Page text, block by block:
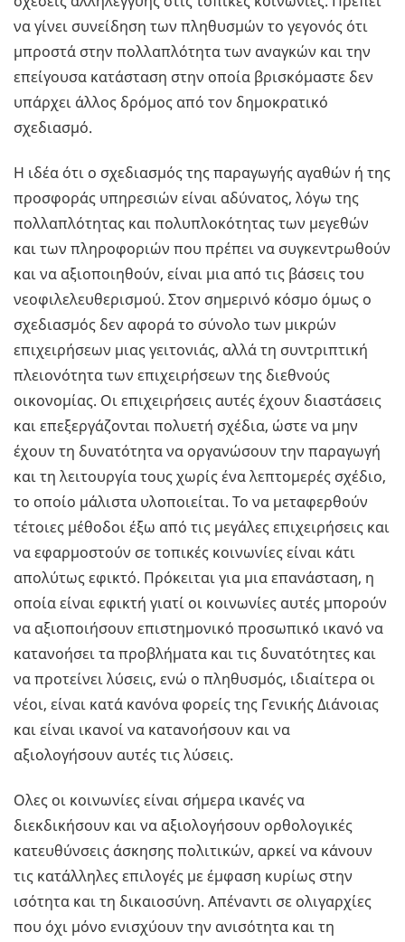
να γίνει συνείδηση των πληθυσμών το γεγονός ότι
μπροστά στην πολλαπλότητα των αναγκών και την
επείγουσα κατάσταση στην οποία βρισκόμαστε δεν
υπάρχει άλλος δρόμος από τον δημοκρατικό
σχεδιασμό.
Η ιδέα ότι ο σχεδιασμός της παραγωγής αγαθών ή της
προσφοράς υπηρεσιών είναι αδύνατος, λόγω της
πολλαπλότητας και πολυπλοκότητας των μεγεθών
και των πληροφοριών που πρέπει να συγκεντρωθούν
και να αξιοποιηθούν, είναι μια από τις βάσεις του
νεοφιλελευθερισμού. Στον σημερινό κόσμο όμως ο
σχεδιασμός δεν αφορά το σύνολο των μικρών
επιχειρήσεων μιας γειτονιάς, αλλά τη συντριπτική
πλειονότητα των επιχειρήσεων της διεθνούς
οικονομίας. Οι επιχειρήσεις αυτές έχουν διαστάσεις
και επεξεργάζονται πολυετή σχέδια, ώστε να μην
έχουν τη δυνατότητα να οργανώσουν την παραγωγή
και τη λειτουργία τους χωρίς ένα λεπτομερές σχέδιο,
το οποίο μάλιστα υλοποιείται. Το να μεταφερθούν
τέτοιες μέθοδοι έξω από τις μεγάλες επιχειρήσεις και
να εφαρμοστούν σε τοπικές κοινωνίες είναι κάτι
απολύτως εφικτό. Πρόκειται για μια επανάσταση, η
οποία είναι εφικτή γιατί οι κοινωνίες αυτές μπορούν
να αξιοποιήσουν επιστημονικό προσωπικό ικανό να
κατανοήσει τα προβλήματα και τις δυνατότητες και
να προτείνει λύσεις, ενώ ο πληθυσμός, ιδιαίτερα οι
νέοι, είναι κατά κανόνα φορείς της Γενικής Διάνοιας
και είναι ικανοί να κατανοήσουν και να
αξιολογήσουν αυτές τις λύσεις.
Ολες οι κοινωνίες είναι σήμερα ικανές να
διεκδικήσουν και να αξιολογήσουν ορθολογικές
κατευθύνσεις άσκησης πολιτικών, αρκεί να κάνουν
τις κατάλληλες επιλογές με έμφαση κυρίως στην
ισότητα και τη δικαιοσύνη. Απέναντι σε ολιγαρχίες
που όχι μόνο ενισχύουν την ανισότητα και τη